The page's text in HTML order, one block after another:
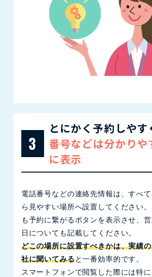
3
とにかく予約しやす
番号などは分かりや
に表示
電話番号などの連絡先情報は、すべ
ら見やすい場所へ設置してください
も予約に繋がるボタンを表示させ、
日についても記載してください。
どこの場所に設置すべきかは、実績
社に聞いてみると一番効率的です。
スマートフォンで閲覧した際には特